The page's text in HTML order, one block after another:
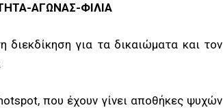
ΑΓΩΝΑΣ-ΦΙΛΙΑ
για τα δικαιώματα και τον
που έχουν γίνει αποθήκες ψυχών